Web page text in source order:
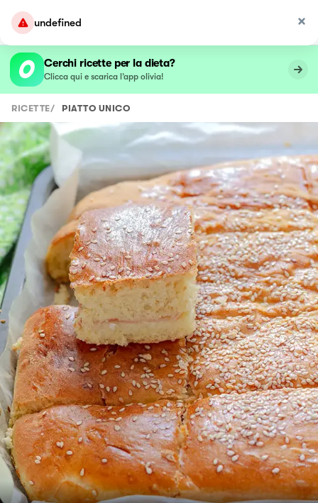
undefined
Cerchi ricette per la dieta?
Clicca qui e scarica l’app olivia!
RICETTE/ PIATTO UNICO